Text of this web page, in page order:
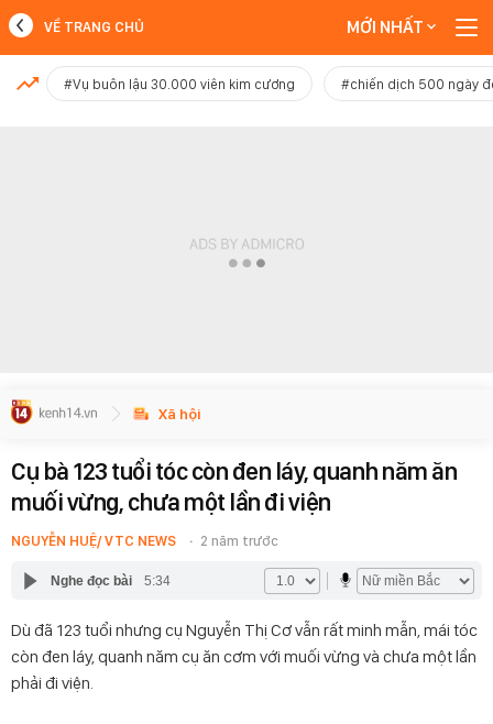
MỚI NHẤT
VỀ TRANG CHỦ MỚI NHẤT
#Vụ buôn lậu 30.000 viên kim cương #chiến dịch 500 ngày
Xã hội
Cụ bà 123 tuổi tóc còn đen láy, quanh năm ăn
muối vừng, chưa một lần đi viện
NGUYỄN HUỆ/ VTC NEWS 2 năm trước
Nghe đọc bài 5:34
Dù đã 123 tuổi nhưng cụ Nguyễn Thị Cơ vẫn rất minh mẫn, mái tóc
còn đen láy, quanh năm cụ ăn cơm với muối vừng và chưa một lần
phải đi viện.